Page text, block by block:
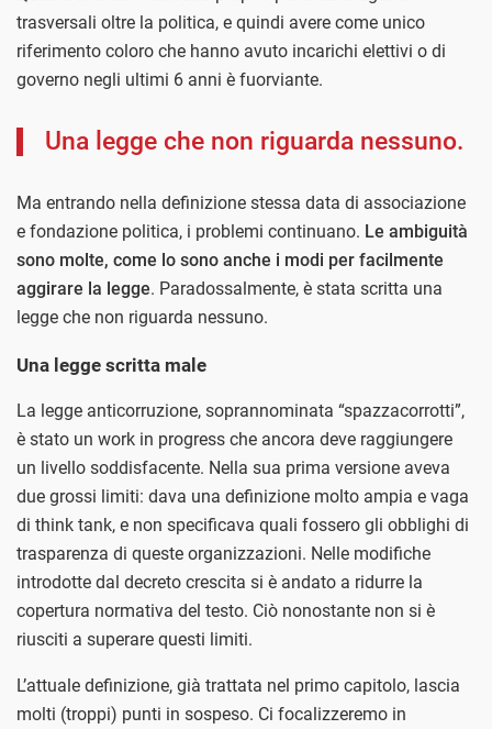
trasversali oltre la politica, e quindi avere come unico
riferimento coloro che hanno avuto incarichi elettivi o di
governo negli ultimi 6 anni è fuorviante.
Una legge che non riguarda nessuno.
Ma entrando nella definizione stessa data di associazione
e fondazione politica, i problemi continuano. Le ambiguità
sono molte, come lo sono anche i modi per facilmente
aggirare la legge. Paradossalmente, è stata scritta una
legge che non riguarda nessuno.
Una legge scritta male
La legge anticorruzione, soprannominata “spazzacorrotti”,
è stato un work in progress che ancora deve raggiungere
un livello soddisfacente. Nella sua prima versione aveva
due grossi limiti: dava una definizione molto ampia e vaga
di think tank, e non specificava quali fossero gli obblighi di
trasparenza di queste organizzazioni. Nelle modifiche
introdotte dal decreto crescita si è andato a ridurre la
copertura normativa del testo. Ciò nonostante non si è
riusciti a superare questi limiti.
L’attuale definizione, già trattata nel primo capitolo, lascia
molti (troppi) punti in sospeso. Ci focalizzeremo in